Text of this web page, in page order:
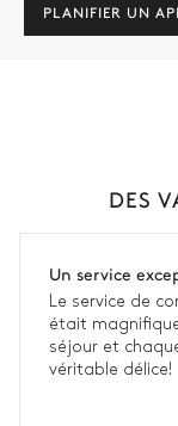
PLANIFIER UN
DES
Un service
Le service de
était
séjour et
véritable délice!